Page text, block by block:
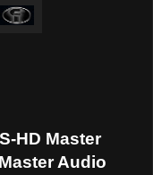
HD Master
Audio